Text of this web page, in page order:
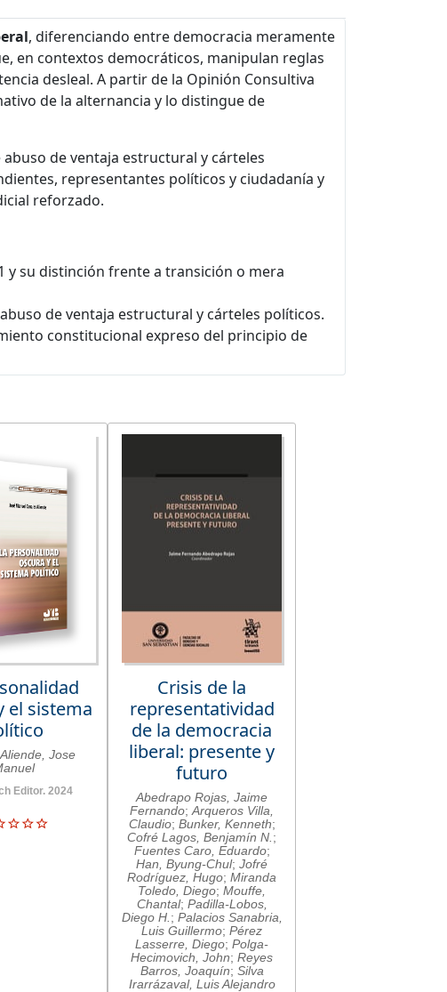
, diferenciando entre democracia meramente
en contextos democráticos, manipulan reglas
desleal. A partir de la Opinión Consultiva
de la alternancia y lo distingue de
de ventaja estructural y cárteles
representantes políticos y ciudadanía y
reforzado.
y su distinción frente a transición o mera
de ventaja estructural y cárteles políticos.
constitucional expreso del principio de
el sistema
Jose
Editor. 2024
Crisis de la
representatividad
de la democracia
liberal: presente y
futuro
Abedrapo Rojas, Jaime
Fernando;Arqueros Villa,
Claudio; Bunker, Kenneth;
Cofré Lagos, Benjamín N. ;
Fuentes Caro, Eduardo;
Han, Byung-Chul;Jofré
Rodríguez, Hugo;Miranda
Toledo, Diego;Mouffe,
Chantal; Padilla-Lobos,
Diego H. ; Palacios Sanabria,
Luis Guillermo;Pérez
Lasserre, Diego;Polga-
Hecimovich, John;Reyes
Barros, Joaquín; Silva
Irarrázaval, Luis Alejandro